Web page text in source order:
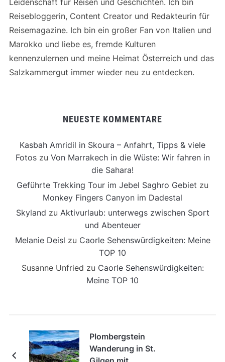
Reisebloggerin, Content Creator und Redakteurin für
Reisemagazine. Ich bin ein großer Fan von Italien und
Marokko und liebe es, fremde Kulturen
kennenzulernen und meine Heimat Österreich und das
Salzkammergut immer wieder neu zu entdecken.
NEUESTE KOMMENTARE
Kasbah Amridil in Skoura – Anfahrt, Tipps & viele
Fotoszu Von Marrakech in die Wüste: Wir fahren in
die Sahara!
Geführte Trekking Tour im Jebel Saghro Gebiet zu
Monkey Fingers Canyon im Dadestal
Skyland zu Aktivurlaub: unterwegs zwischen Sport
und Abenteuer
Melanie Deisl zu Caorle Sehenswürdigkeiten: Meine
TOP 10
Susanne Unfried zu Caorle Sehenswürdigkeiten:
Meine TOP 10
Plombergstein
Wanderung in St.